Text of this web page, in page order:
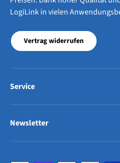
LogiLink in vielen
Vertrag widerrufen
Service
Newsletter